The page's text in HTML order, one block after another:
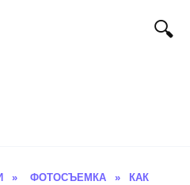
» ФОТОСЪЕМКА »
КАК